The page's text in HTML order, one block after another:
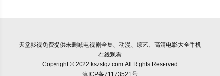
天堂影视免费提供未删减电视剧全集、动漫、综艺、高清电影大全手机
在线观看
Copyright © 2022 kszstqz.com All Rights Reserved
滇ICP备71173521号